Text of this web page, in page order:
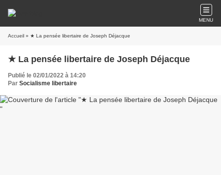
MENU
Accueil » ★ La pensée libertaire de Joseph Déjacque
★ La pensée libertaire de Joseph Déjacque
Publié le 02/01/2022 à 14:20
Par Socialisme libertaire